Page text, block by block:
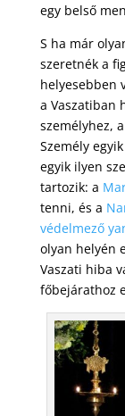
egy belső
S ha már
szeretnék a
helyesebben
a Vaszatiban
személyhez,
Személy
egyik ilyen
tartozik: a
tenni, és a
védelmező
olyan helyén
Vaszati hiba
főbejárathoz